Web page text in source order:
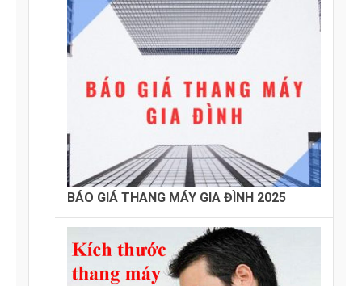
BÁO GIÁ THANG MÁY GIA ĐÌNH 2025